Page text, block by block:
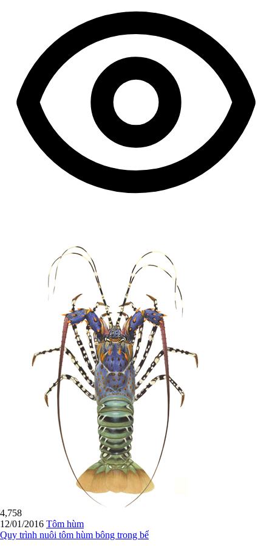
4,758
12/01/2016 Tôm hùm
Quy trình nuôi tôm hùm bông trong bể